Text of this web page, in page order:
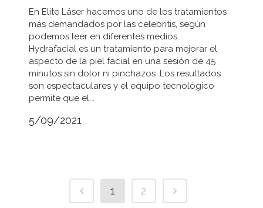
En Elite Láser hacemos uno de los tratamientos
más demandados por las celebritis, según
podemos leer en diferentes medios.
Hydrafacial es un tratamiento para mejorar el
aspecto de la piel facial en una sesión de 45
minutos sin dolor ni pinchazos. Los resultados
son espectaculares y el equipo tecnológico
permite que el...
5/09/2021
1 2